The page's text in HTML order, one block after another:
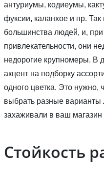
антуриумы, кодиеумы,
фуксии, каланхое и пр. Так
большинства людей, и,
привлекательности, они
недорогие крупномеры. В
акцент на подборку
одного цветка. Это нужно,
выбрать разные
захаживали в ваш
Стойкость